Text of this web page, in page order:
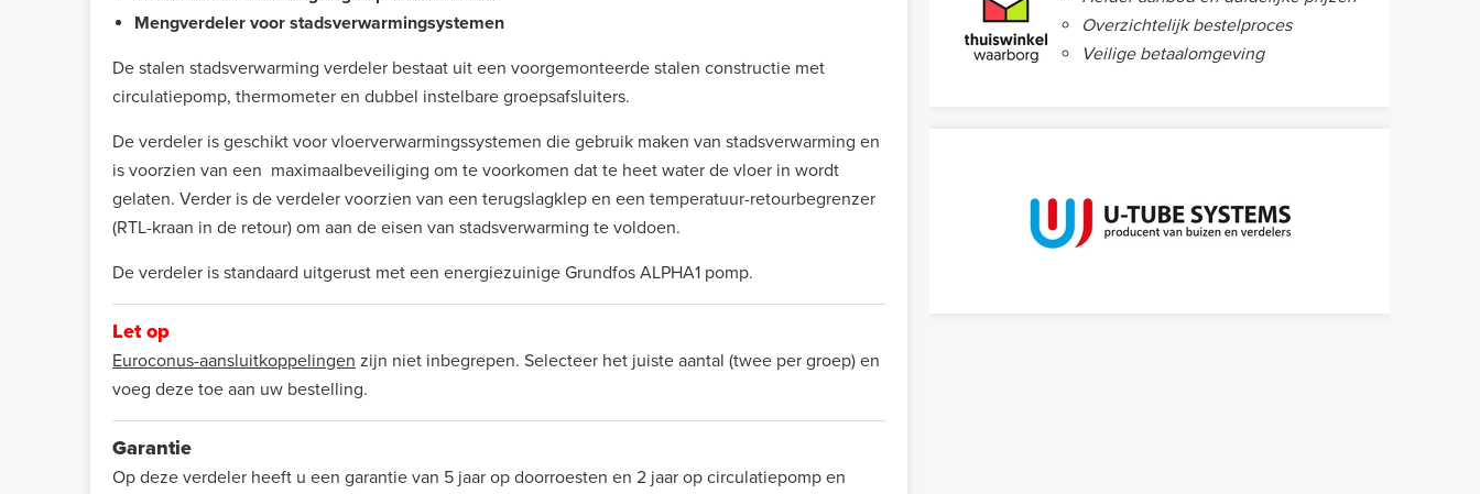
Mengverdeler voor stadsverwarmingsystemen
De stalen stadsverwarming verdeler bestaat uit een voorgemonteerde stalen constructie met
circulatiepomp, thermometer en dubbel instelbare groepsafsluiters.
De verdeler is geschikt voor vloerverwarmingssystemen die gebruik maken van stadsverwarming en
is voorzien van een maximaalbeveiliging om te voorkomen dat te heet water de vloer in wordt
gelaten. Verder is de verdeler voorzien van een terugslagklep en een temperatuur-retourbegrenzer
(RTL-kraan in de retour) om aan de eisen van stadsverwarming te voldoen.
De verdeler is standaard uitgerust met een energiezuinige Grundfos ALPHA1 pomp.
Let op
Euroconus-aansluitkoppelingen zijn niet inbegrepen. Selecteer het juiste aantal (twee per groep) en
voeg deze toe aan uw bestelling.
Garantie
Op deze verdeler heeft u een garantie van 5 jaar op doorroesten en 2 jaar op circulatiepomp en
Overzichtelijk bestelproces
Veilige betaalomgeving